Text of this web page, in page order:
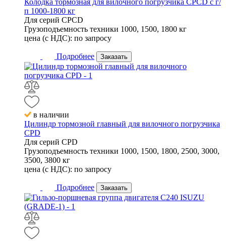
Колодка тормозная для вилочного погрузчика CPCD с г/
п 1000-1800 кг
Для серий CPCD
Грузоподъемность техники 1000, 1500, 1800 кг
цена (с НДС): по запросу
Подробнее Заказать
в наличии
Цилиндр тормозной главный для вилочного погрузчика
CPD
Для серий CPD
Грузоподъемность техники 1000, 1500, 1800, 2500, 3000,
3500, 3800 кг
цена (с НДС): по запросу
Подробнее Заказать